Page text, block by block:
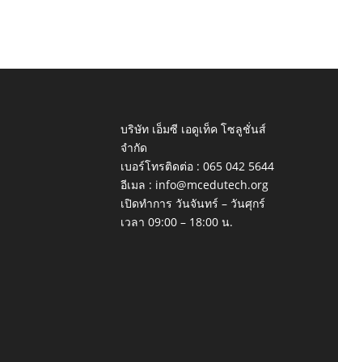
บริษัท เอ็มซี เอดูเท็ค โซลูชั่นส์
จำกัด
เบอร์โทรติดต่อ :065 042 5644
อีเมล : info@mcedutech.org
เปิดทำการ วันจันทร์ – วันศุกร์
เวลา 09:00 – 18:00 น.